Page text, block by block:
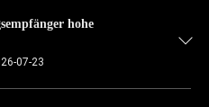
hohe
07-23